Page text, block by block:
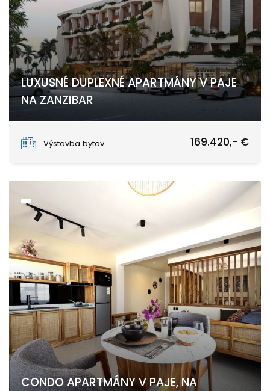
LUXUSNÉ DUPLEXNÉ APARTMÁNY V PAJE
NA ZANZIBAR
Výstavba bytov
169.420,- €
CONDO APARTMÁNY V PAJE, NA